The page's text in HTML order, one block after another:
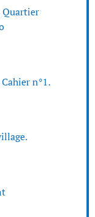
Quartier
n°1.